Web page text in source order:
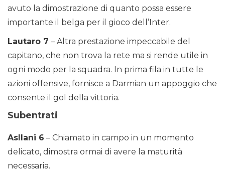
avuto la dimostrazione di quanto possa essere
importante il belga per il gioco dell’Inter.
Lautaro 7 – Altra prestazione impeccabile del
capitano, che non trova la rete ma si rende utile in
ogni modo per la squadra. In prima fila in tutte le
azioni offensive, fornisce a Darmian un appoggio che
consente il gol della vittoria.
Subentrati
Asllani 6 – Chiamato in campo in un momento
delicato, dimostra ormai di avere la maturità
necessaria.